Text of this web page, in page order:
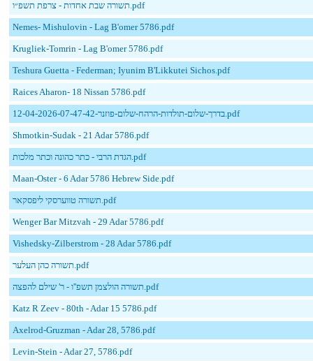
תשורה שבת אחדות - צרפת תשפ״ו.pdf
Nemes- Mishulovin - Lag B'omer 5786.pdf
Krugliek-Tomrin - Lag B'omer 5786.pdf
Teshura Guetta - Federman; Iyunim B'Likkutei Sichos.pdf
Raices Aharon- 18 Nissan 5786.pdf
12-04-2026-07-47-42-בדרך-שלום-תולדות-הרהח-שלום-פוזנר.pdf
Shmotkin-Sudak - 21 Adar 5786.pdf
הגדת הרבי - כתר כהונה וכתר מלכות.pdf
Maan-Oster - 6 Adar 5786 Hebrew Side.pdf
תשורה טווערסקי ליפסקאר.pdf
Wenger Bar Mitzvah - 29 Adar 5786.pdf
Vishedsky-Zilberstrom - 28 Adar 5786.pdf
תשורה כהן העלער.pdf
תשורה הולצמן תשפ''ו - ר' שילם להפצה.pdf
Katz R Zeev - 80th - Adar 15 5786.pdf
Axelrod-Gruzman - Adar 28, 5786.pdf
Levin-Stein - Adar 27, 5786.pdf